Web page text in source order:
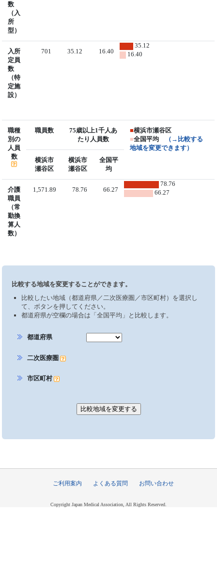
数
（入
所
型）
入所
定員
数
（特
定施
設）
701 35.12 16.40
35.12
16.40
職種
別の
人員
数
職員数
75歳以上1千人あ
たり人員数
■横浜市瀬谷区
■全国平均
（→比較する
地域を変更できます）
横浜市
瀬谷区
横浜市
瀬谷区
全国平
均
介護
職員
（常
勤換
算人
数）
1,571.89 78.76 66.27
78.76
66.27
比較する地域を変更することができます。
比較したい地域（都道府県／二次医療圏／市区町村）を選択し
て、ボタンを押してください。
都道府県が空欄の場合は「全国平均」と比較します。
都道府県
二次医療圏
市区町村
ご利用案内 よくある質問 お問い合わせ
Copyright Japan Medical Association, All Rights Reserved.